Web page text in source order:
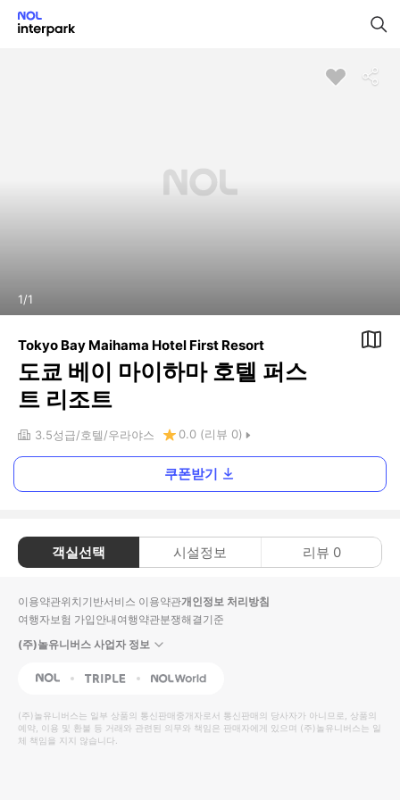
1/1
Tokyo Bay Maihama Hotel First Resort
도쿄 베이 마이하마 호텔 퍼스
트 리조트
3.5성급 호텔 우라야스 0.0 (리뷰 0)
쿠폰받기
객실선택 시설정보 리뷰 0
이용약관위치기반서비스 이용약관개인정보 처리방침
여행자보험 가입안내여행약관분쟁해결기준
(주)놀유니버스 사업자 정보
NOL Triple Interpark Global
(주)놀유니버스는 일부 상품의 통신판매중개자로서 통신판매의 당사자가 아니므로, 상품의
예약, 이용 및 환불 등 거래와 관련된 의무와 책임은 판매자에게 있으며 (주)놀유니버스는 일
체 책임을 지지 않습니다.